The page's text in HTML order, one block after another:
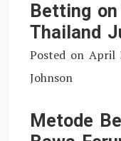
Betting
Thailand
Posted on April
Johnson
Metode